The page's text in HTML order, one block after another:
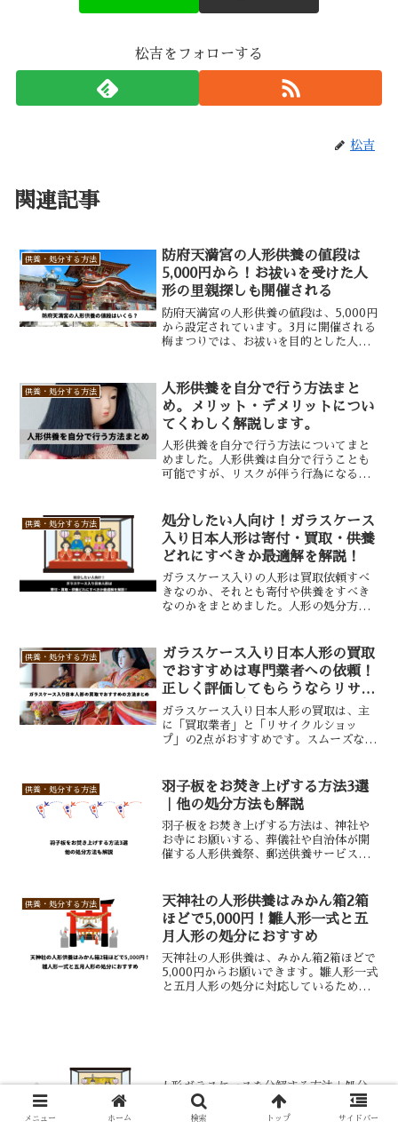
松吉をフォローする
松吉
関連記事
供養・処分する方法
防府天満宮の人形供養の値段は
5,000円から！お祓いを受けた人
形の里親探しも開催される
防府天満宮の人形供養の値段は、5,000円
から設定されています。3月に開催される
梅まつりでは、お祓いを目的とした人形
供養・処分する方法
人形供養を自分で行う方法まと
め。メリット・デメリットについ
てくわしく解説します。
人形供養を自分で行う方法についてまと
めました。人形供養は自分で行うことも
可能ですが、リスクが伴う行為になるの
いするか、買取での処分を検討するとい
いでしょう。
供養・処分する方法
処分したい人向け！ガラスケース
入り日本人形は寄付・買取・供養
どれにすべきか最適解を解説！
ガラスケース入りの人形は買取依頼すべ
きなのか、それとも寄付や供養をすべき
なのかをまとめました。人形の処分方法
で現金化も期待できる「買取」になりま
す。
供養・処分する方法
ガラスケース入り日本人形の買取
でおすすめは専門業者への依頼！
正しく評価してもらうならリサイ
クルショップよりもおすすめ
ガラスケース入り日本人形の買取は、主
に「買取業者」と「リサイクルショッ
プ」の2点がおすすめです。スムーズな処
供養・処分する方法
羽子板をお焚き上げする方法3選
｜他の処分方法も解説
羽子板をお焚き上げする方法は、神社や
お寺にお願いする、葬儀社や自治体が開
催する人形供養祭、郵送供養サービスが
供養・処分する方法
天神社の人形供養はみかん箱2箱
ほどで5,000円！雛人形一式と五
月人形の処分におすすめ
天神社の人形供養は、みかん箱2箱ほどで
5,000円からお願いできます。雛人形一式
と五月人形の処分に対応しているため、
人形ガラスケースを分解する方法｜処分
の仕方とおすすめの選択肢を解説
メニュー ホーム 検索 トップ サイドバー